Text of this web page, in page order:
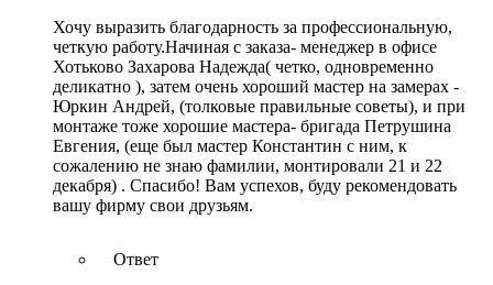
Хочу выразить благодарность за профессиональную,
четкую работу.Начиная с заказа- менеджер в офисе
Хотьково Захарова Надежда( четко, одновременно
деликатно ), затем очень хороший мастер на замерах -
Юркин Андрей, (толковые правильные советы), и при
монтаже тоже хорошие мастера- бригада Петрушина
Евгения, (еще был мастер Константин с ним, к
сожалению не знаю фамилии, монтировали 21 и 22
декабря) . Спасибо! Вам успехов, буду рекомендовать
вашу фирму свои друзьям.
Ответ